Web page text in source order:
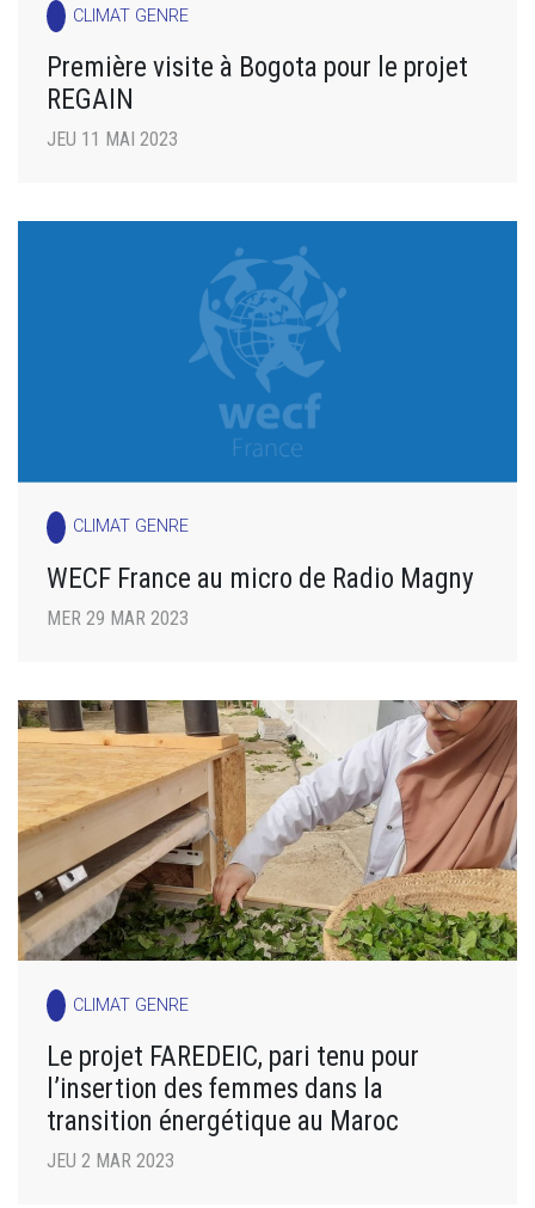
CLIMAT GENRE
Première visite à Bogota pour le projet
REGAIN
JEU 11 MAI 2023
CLIMAT GENRE
WECF France au micro de Radio Magny
MER 29 MAR 2023
CLIMAT GENRE
Le projet FAREDEIC, pari tenu pour
l’insertion des femmes dans la
transition énergétique au Maroc
JEU 2 MAR 2023